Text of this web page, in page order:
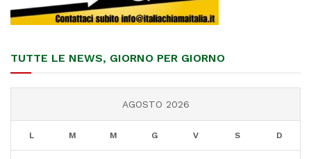
TUTTE LE NEWS, GIORNO PER GIORNO
AGOSTO 2026
L M M G V S D